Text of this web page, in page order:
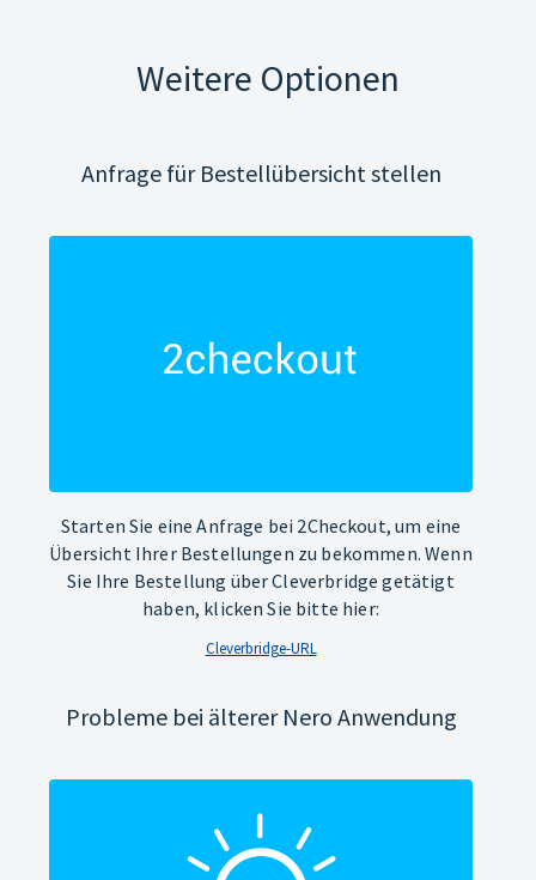
Weitere Optionen
Anfrage für Bestellübersicht stellen
Starten Sie eine Anfrage bei 2Checkout, um eine
Übersicht Ihrer Bestellungen zu bekommen. Wenn
Sie Ihre Bestellung über Cleverbridge getätigt
haben, klicken Sie bitte hier:
Cleverbridge-URL
Probleme bei älterer Nero Anwendung